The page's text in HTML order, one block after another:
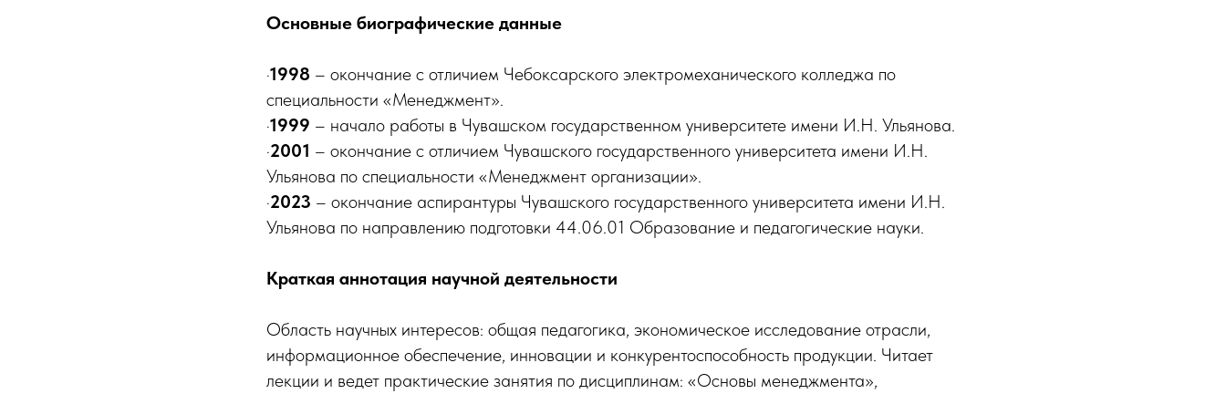
Основные биографические данные
·1998 – окончание с отличием Чебоксарского электромеханического колледжа по
специальности «Менеджмент».
·1999 – начало работы в Чувашском государственном университете имени И.Н. Ульянова.
·2001 – окончание с отличием Чувашского государственного университета имени И.Н.
Ульянова по специальности «Менеджмент организации».
·2023 – окончание аспирантуры Чувашского государственного университета имени И.Н.
Ульянова по направлению подготовки 44.06.01 Образование и педагогические науки.
Краткая аннотация научной деятельности
Область научных интересов: общая педагогика, экономическое исследование отрасли,
информационное обеспечение, инновации и конкурентоспособность продукции. Читает
лекции и ведет практические занятия по дисциплинам: «Основы менеджмента»,